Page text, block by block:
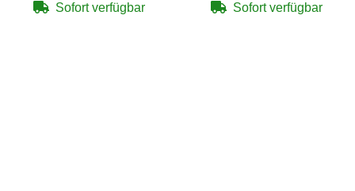
Sofort verfügbar Sofort verfügbar